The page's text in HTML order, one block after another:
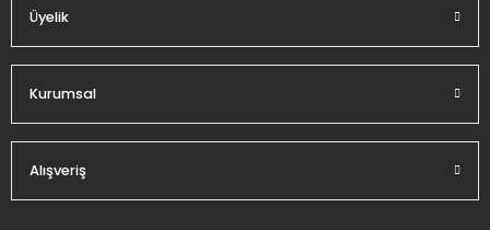
Üyelik
Kurumsal
Alışveriş